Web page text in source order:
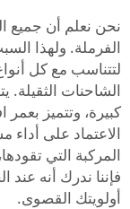
نحن نعلم أن جميع
الفرملة. ولهذا
لتتناسب مع كل
الشاحنات الثقيلة.
كبيرة، وتتميز
الاعتماد على
المركبة التي
فإننا ندرك أنه
أولويتك القصوى.